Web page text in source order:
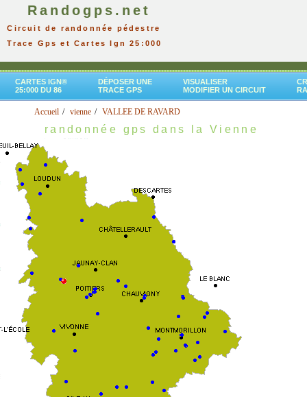
Randogps.net
Circuit de randonnée pédestre
Trace Gps et Cartes Ign 25:000
CARTES IGN®
25:000 DU 86
DÉPOSER UNE
TRACE GPS
VISUALISER
MODIFIER UN CIRCUIT
Accueil vienne VALLEE DE RAVARD
randonnée gps dans la Vienne